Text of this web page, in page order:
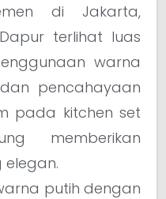
di Jakarta,
terlihat luas
warna
pencahayaan
pada kitchen set
memberikan
elegan.
putih dengan